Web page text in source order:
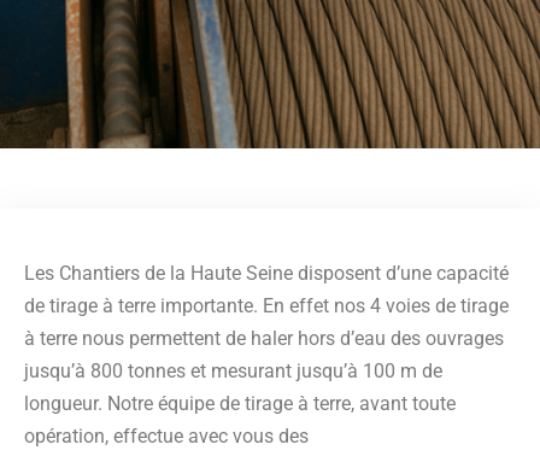
Les Chantiers de la Haute Seine disposent d’une capacité
de tirage à terre importante. En effet nos 4 voies de tirage
à terre nous permettent de haler hors d’eau des ouvrages
jusqu’à 800 tonnes et mesurant jusqu’à 100 m de
longueur. Notre équipe de tirage à terre, avant toute
opération, effectue avec vous des